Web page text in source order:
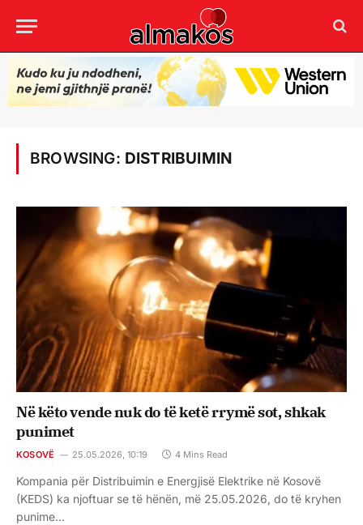
BROWSING: DISTRIBUIMIN
Në këto vende nuk do të ketë rrymë sot, shkak
punimet
KOSOVË 25.05.2026, 10:19 4 Mins Read
Kompania për Distribuimin e Energjisë Elektrike në Kosovë
(KEDS) ka njoftuar se të hënën, më 25.05.2026, do të kryhen
punime…